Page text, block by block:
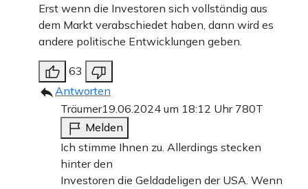
Erst wenn die Investoren sich vollständig aus
dem Markt verabschiedet haben, dann wird es
andere politische Entwicklungen geben.
63
Antworten
Träumer19.06.2024 um 18:12 Uhr 780T
Melden
Ich stimme Ihnen zu. Allerdings stecken
hinter den
Investoren die Geldadeligen der USA. Wenn